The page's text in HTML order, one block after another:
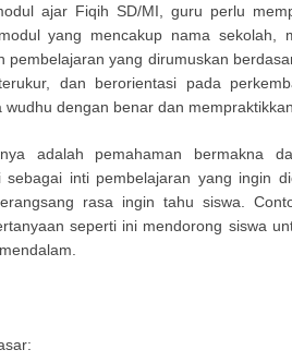
ajar Fiqih SD/MI, guru perlu
yang mencakup nama sekolah,
pembelajaran yang dirumuskan
dan berorientasi pada
wudhu dengan benar dan
adalah pemahaman bermakna
sebagai inti pembelajaran yang ingin
rasa ingin tahu siswa.
seperti ini mendorong siswa